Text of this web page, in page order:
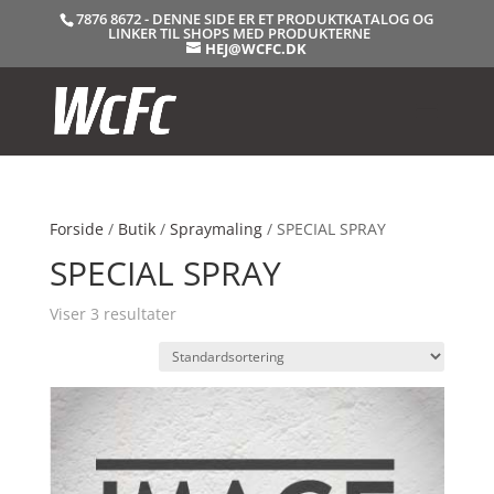
7876 8672 - DENNE SIDE ER ET PRODUKTKATALOG OG
LINKER TIL SHOPS MED PRODUKTERNE
HEJ@WCFC.DK
Forside/ Butik/ Spraymaling/ SPECIAL SPRAY
SPECIAL SPRAY
Viser 3 resultater